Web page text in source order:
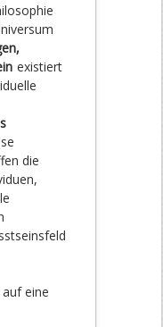
existiert
die
eine